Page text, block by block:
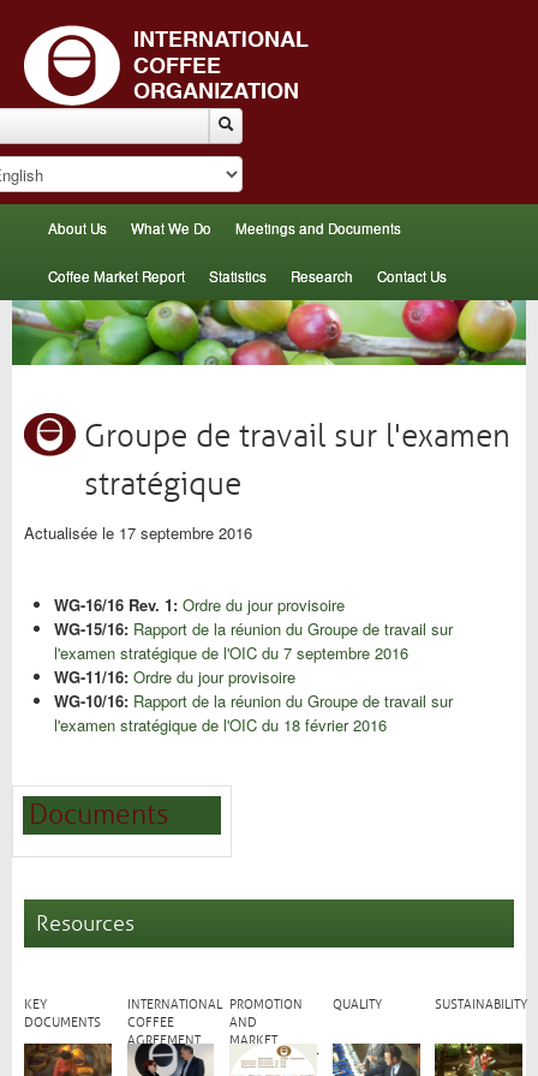
About Us What We Do Meetings and Documents
Coffee Market Report Statistics Research Contact Us
Groupe de travail sur l'examen
stratégique
Actualisée le 17 septembre 2016
WG-16/16 Rev. 1: Ordre du jour provisoire
WG-15/16: Rapport de la réunion du Groupe de travail sur
l'examen stratégique de l'OIC du 7 septembre 2016
WG-11/16: Ordre du jour provisoire
WG-10/16: Rapport de la réunion du Groupe de travail sur
l'examen stratégique de l'OIC du 18 février 2016
Documents
Resources
KEY
DOCUMENTS
INTERNATIONAL
COFFEE
AGREEMENT
PROMOTION
AND
MARKET
DEVELOPMENT
QUALITY SUSTAINABILITY